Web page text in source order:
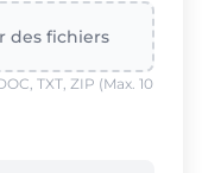
des fichiers
TXT, ZIP (Max. 10